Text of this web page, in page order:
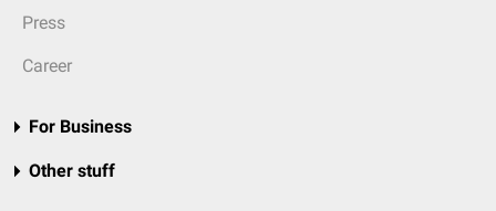
Press
Career
For Business
Other stuff